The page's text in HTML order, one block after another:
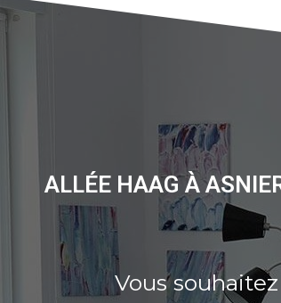
ALLÉE HAAG À
Vous